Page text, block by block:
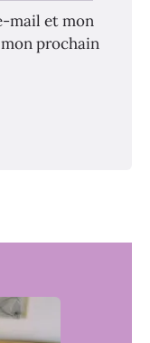
mail et mon
prochain